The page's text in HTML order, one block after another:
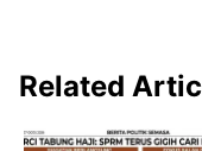
Related